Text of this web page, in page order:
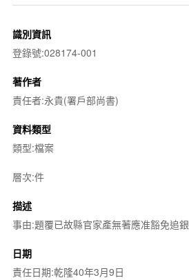
識別資訊
登錄號:028174-001
著作者
責任者:永貴(署戶部尚書)
資料類型
類型:檔案
層次:件
描述
事由:題覆已故縣官家產無著應准豁免追銀
日期
責任日期:乾隆40年3月9日